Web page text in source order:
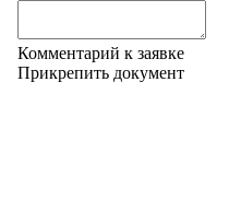
Комментарий к заявке
Прикрепить документ